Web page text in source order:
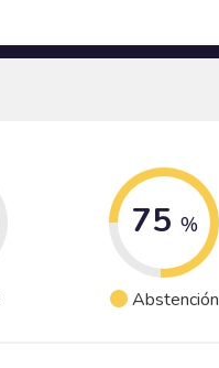
75 %
Abstención